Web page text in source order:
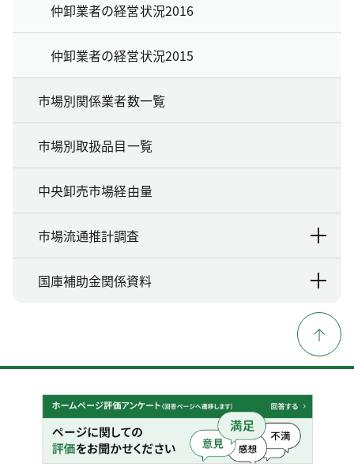
仲卸業者の経営状況2016
仲卸業者の経営状況2015
市場別関係業者数一覧
市場別取扱品目一覧
中央卸売市場経由量
市場流通推計調査
国庫補助金関係資料